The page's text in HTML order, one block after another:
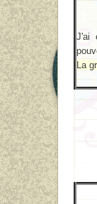
J'ai
La